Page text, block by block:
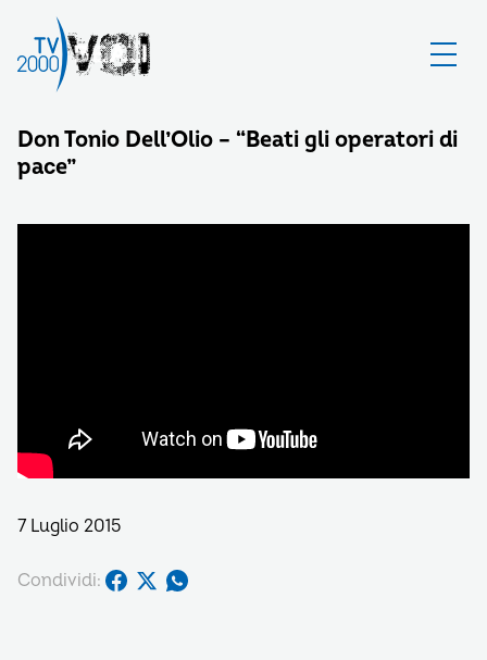
Don Tonio Dell’Olio – “Beati gli operatori di
pace”
7 Luglio 2015
Condividi: